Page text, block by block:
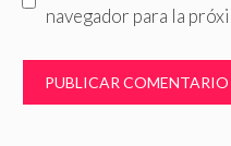
navegador para la